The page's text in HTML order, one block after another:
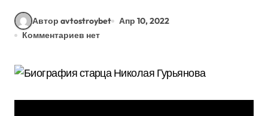
Автор avtostroybet
Апр 10, 2022
Комментариев нет